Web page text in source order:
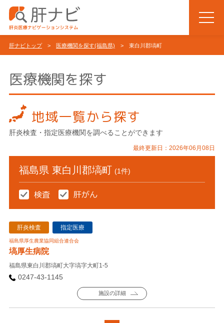
肝ナビトップ> 医療機関を探す(福島県) > 東白川郡塙町
医療機関を探す
地域一覧から探す
肝炎検査・指定医療機関を調べることができます
最終更新日：2026年06月08日
福島県 東白川郡塙町 (1件)
肝炎検査 指定医療
福島県厚生農業協同組合連合会
塙厚生病院
福島県東白川郡塙町大字塙字大町1-5
0247-43-1145
施設の詳細